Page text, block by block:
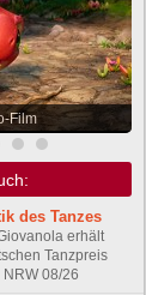
Film
des Tanzes
erhält
Tanzpreis
NRW 08/26